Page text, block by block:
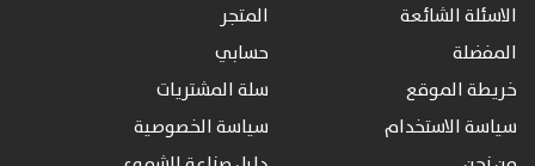
الاسئلة الشائعة
المتجر
المفضلة
حسابي
خريطة الموقع
سلة المشتريات
سياسة الاستخدام
سياسة الخصوصية